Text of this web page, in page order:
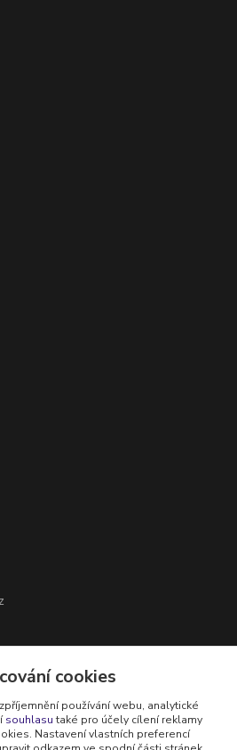
cookies
používání webu, analytické
souhlasutaké pro účely cílení reklamy
Nastavení vlastních preferencí